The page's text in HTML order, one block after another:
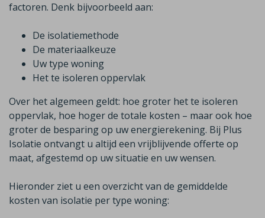
factoren. Denk bijvoorbeeld aan:
De isolatiemethode
De materiaalkeuze
Uw type woning
Het te isoleren oppervlak
Over het algemeen geldt: hoe groter het te isoleren
oppervlak, hoe hoger de totale kosten – maar ook hoe
groter de besparing op uw energierekening. Bij Plus
Isolatie ontvangt u altijd een vrijblijvende offerte op
maat, afgestemd op uw situatie en uw wensen.
Hieronder ziet u een overzicht van de gemiddelde
kosten van isolatie per type woning: